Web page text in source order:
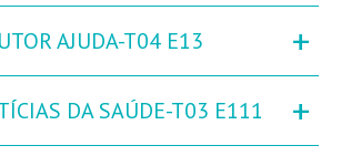
AJUDA-T04 E13 +
DA SAÚDE-T03 E111 +